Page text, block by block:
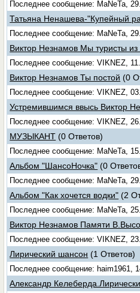
Последнее сообщение: MaNeTa,
Татьяна Ненашева-"Купейный
Последнее сообщение: MaNeTa,
Виктор Незнамов Мы туристы
Последнее сообщение: VIKNEZ,
Виктор Незнамов Ты постой (0
Последнее сообщение: VIKNEZ,
Устремившимся ввысь Виктор
Последнее сообщение: VIKNEZ,
МУЗЫКАНТ (0 Ответов)
Последнее сообщение: MaNeTa,
Альбом "ШансоНочка" (0
Последнее сообщение: MaNeTa,
Альбом "Как хочется водки" (2
Последнее сообщение: MaNeTa,
Виктор Незнамов Памяти
Последнее сообщение: VIKNEZ,
Лирический шансон (1 Ответов)
Последнее сообщение: haim1961,
Александр